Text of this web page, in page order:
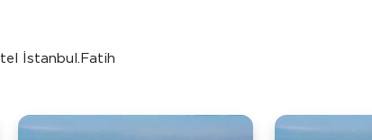
İstanbul.Fatih